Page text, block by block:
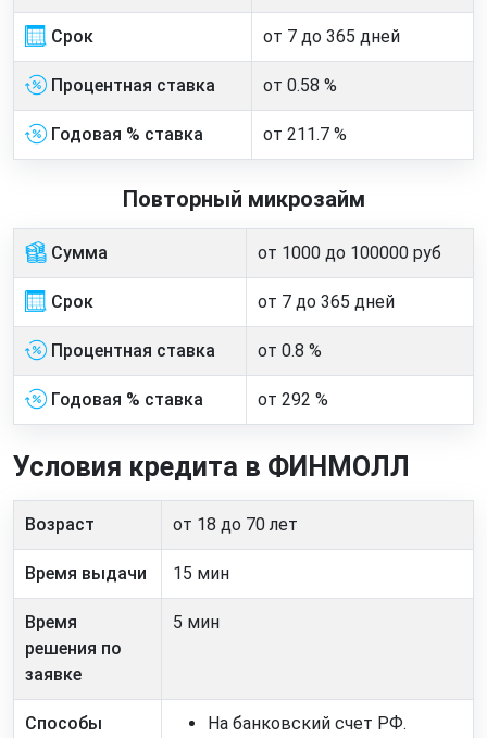
Срок от 7 до 365 дней
Процентная ставка от 0.58 %
Годовая % ставка от 211.7 %
Повторный микрозайм
Сумма от 1000 до 100000 руб
Срок от 7 до 365 дней
Процентная ставка от 0.8 %
Годовая % ставка от 292 %
Условия кредита в ФИНМОЛЛ
Возраст от 18 до 70 лет
Время выдачи 15 мин
Время
решения по
заявке
5 мин
Способы
На банковский счет РФ.